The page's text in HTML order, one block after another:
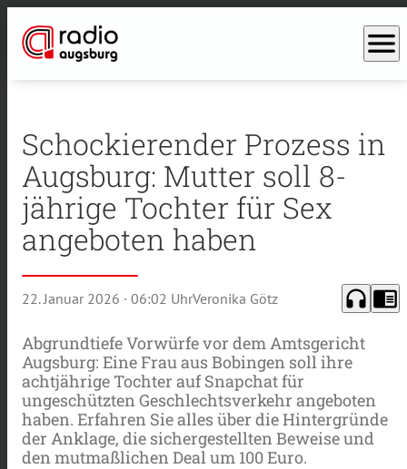
menu
Schockierender Prozess in
Augsburg: Mutter soll 8-
jährige Tochter für Sex
angeboten haben
22. Januar 2026 · 06:02 UhrVeronika Götz headphones chrome_reader_mode
Abgrundtiefe Vorwürfe vor dem Amtsgericht
Augsburg: Eine Frau aus Bobingen soll ihre
achtjährige Tochter auf Snapchat für
ungeschützten Geschlechtsverkehr angeboten
haben. Erfahren Sie alles über die Hintergründe
der Anklage, die sichergestellten Beweise und
den mutmaßlichen Deal um 100 Euro.